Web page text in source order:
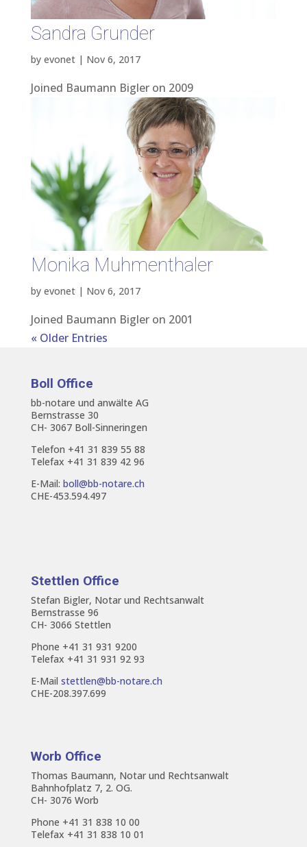
Sandra Grunder
by evonet| Nov 6, 2017
Joined Baumann Bigler on 2009
Monika Muhmenthaler
by evonet| Nov 6, 2017
Joined Baumann Bigler on 2001
« Older Entries
Boll Office
bb-notare und anwälte AG
Bernstrasse 30
CH- 3067 Boll-Sinneringen
Telefon +41 31 839 55 88
Telefax +41 31 839 42 96
E-Mail: boll@bb-notare.ch
CHE-453.594.497
Stettlen Office
Stefan Bigler, Notar und Rechtsanwalt
Bernstrasse 96
CH- 3066 Stettlen
Phone +41 31 931 9200
Telefax +41 31 931 92 93
E-Mail stettlen@bb-notare.ch
CHE-208.397.699
Worb Office
Thomas Baumann, Notar und Rechtsanwalt
Bahnhofplatz 7, 2. OG.
CH- 3076 Worb
Phone +41 31 838 10 00
Telefax +41 31 838 10 01